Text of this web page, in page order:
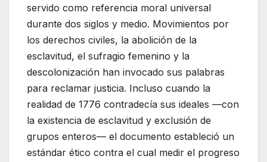
servido como referencia moral universal
durante dos siglos y medio. Movimientos por
los derechos civiles, la abolición de la
esclavitud, el sufragio femenino y la
descolonización han invocado sus palabras
para reclamar justicia. Incluso cuando la
realidad de 1776 contradecía sus ideales —con
la existencia de esclavitud y exclusión de
grupos enteros— el documento estableció un
estándar ético contra el cual medir el progreso